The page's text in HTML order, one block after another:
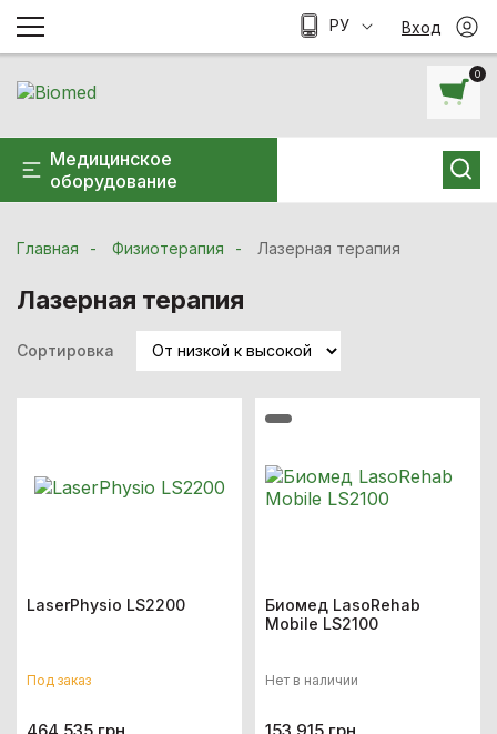
0
Медицинское
оборудование
РУ Вход
Главная Физиотерапия Лазерная терапия
Лазерная терапия
Сортировка
LaserPhysio LS2200
Под заказ
Биомед LasoRehab
Mobile LS2100
Нет в наличии